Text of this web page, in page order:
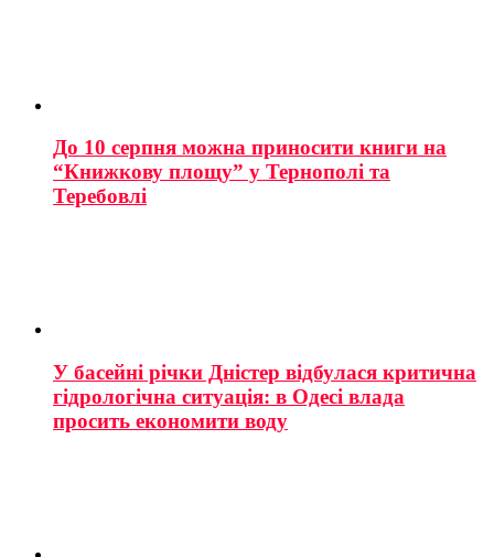
До 10 серпня можна приносити книги на
“Книжкову площу” у Тернополі та
Теребовлі
У басейні річки Дністер відбулася критична
гідрологічна ситуація: в Одесі влада
просить економити воду